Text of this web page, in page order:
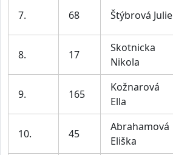
7. 68 Štýbrová Julie
8. 17
Skotnicka
Nikola
9. 165
Kožnarová
Ella
10. 45
Abrahamová
Eliška